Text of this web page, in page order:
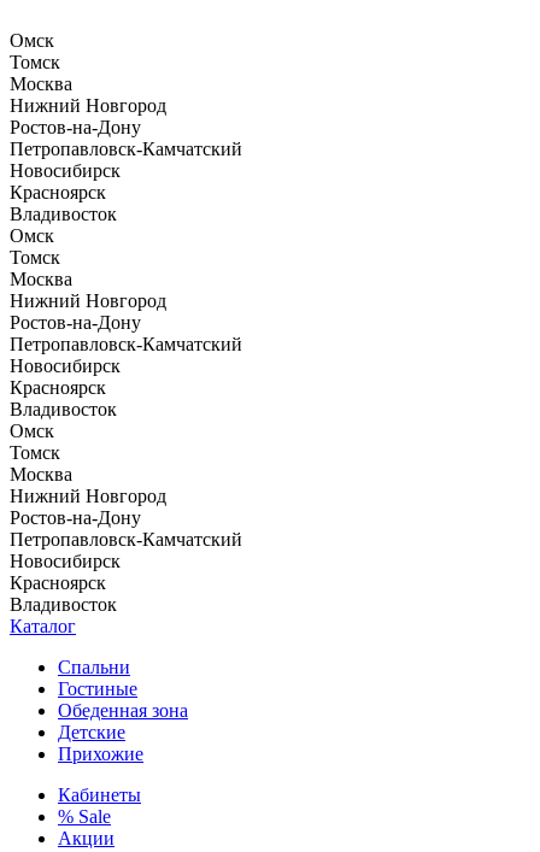
Омск
Томск
Москва
Нижний Новгород
Ростов-на-Дону
Петропавловск-Камчатский
Новосибирск
Красноярск
Владивосток
Омск
Томск
Москва
Нижний Новгород
Ростов-на-Дону
Петропавловск-Камчатский
Новосибирск
Красноярск
Владивосток
Омск
Томск
Москва
Нижний Новгород
Ростов-на-Дону
Петропавловск-Камчатский
Новосибирск
Красноярск
Владивосток
Каталог
Спальни
Гостиные
Обеденная зона
Детские
Прихожие
Кабинеты
% Sale
Акции